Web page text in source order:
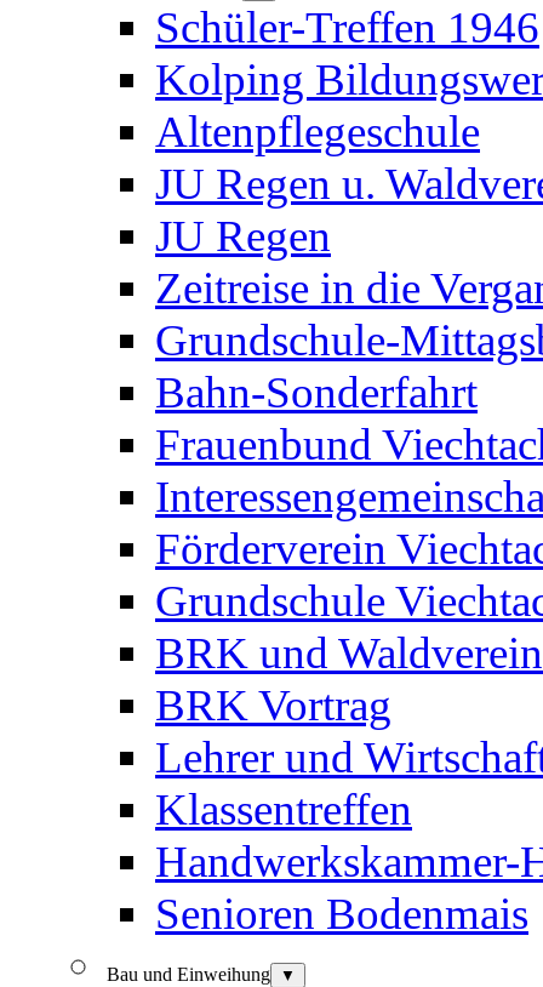
Schüler-Treffen 1946
Kolping
Altenpflegeschule
JU Regen u.
JU Regen
Zeitreise in die
Grundschule-
Bahn-Sonderfahrt
Frauenbund
Förderverein
Grundschule
BRK und Waldverein
BRK Vortrag
Lehrer und
Klassentreffen
Handwerkskammer-
Senioren Bodenmais
Bau und Einweihung ▼